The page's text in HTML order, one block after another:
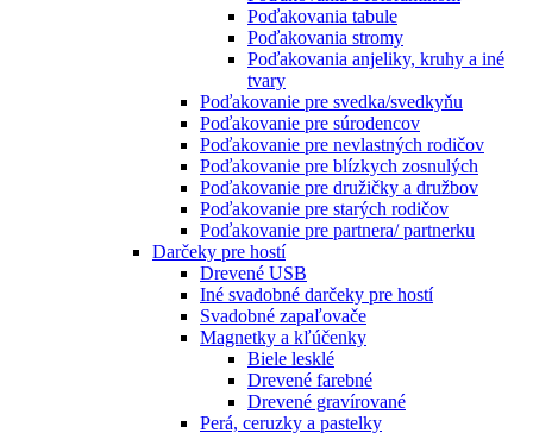
Poďakovania tabule
Poďakovania stromy
Poďakovania anjeliky, kruhy a iné
tvary
Poďakovanie pre svedka/svedkyňu
Poďakovanie pre súrodencov
Poďakovanie pre nevlastných rodičov
Poďakovanie pre blízkych zosnulých
Poďakovanie pre družičky a družbov
Poďakovanie pre starých rodičov
Poďakovanie pre partnera/ partnerku
Darčeky pre hostí
Drevené USB
Iné svadobné darčeky pre hostí
Svadobné zapaľovače
Magnetky a kľúčenky
Biele lesklé
Drevené farebné
Drevené gravírované
Perá, ceruzky a pastelky